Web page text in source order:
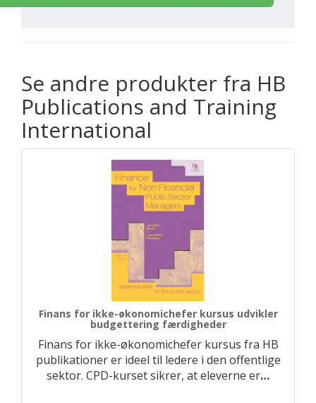
Se andre produkter fra HB
Publications and Training
International
Finans for ikke-økonomichefer kursus udvikler
budgettering færdigheder
Finans for ikke-økonomichefer kursus fra HB
publikationer er ideel til ledere i den offentlige
sektor. CPD-kurset sikrer, at eleverne er…